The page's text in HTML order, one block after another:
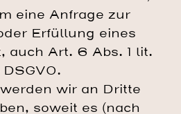
eine Anfrage zur
Erfüllung eines
auch Art. 6 Abs. 1 lit.
DSGVO.
wir an Dritte
soweit es (nach